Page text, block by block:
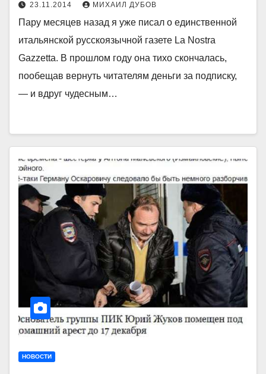
23.11.2014 МИХАИЛ ДУБОВ
Пару месяцев назад я уже писал о единственной
итальянской русскоязычной газете La Nostra
Gazzetta. В прошлом году она тихо скончалась,
пообещав вернуть читателям деньги за подписку,
— и вдруг чудесным…
НОВОСТИ